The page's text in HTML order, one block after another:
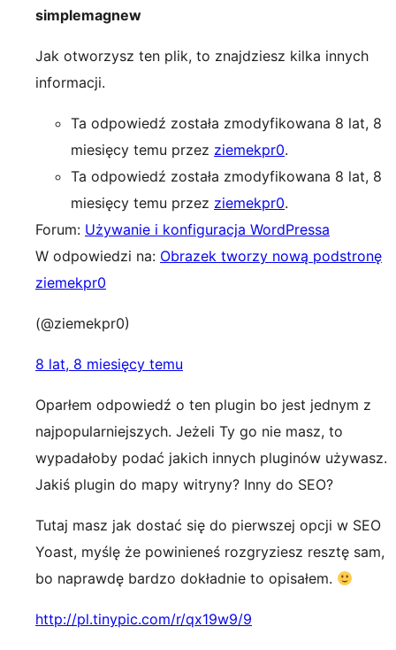
simplemagnew
Jak otworzysz ten plik, to znajdziesz kilka innych
informacji.
Ta odpowiedź została zmodyfikowana 8 lat, 8
miesięcy temu przez ziemekpr0.
Ta odpowiedź została zmodyfikowana 8 lat, 8
miesięcy temu przez ziemekpr0.
Forum: Używanie i konfiguracja WordPressa
W odpowiedzi na: Obrazek tworzy nową podstronę
ziemekpr0
(@ziemekpr0)
8 lat, 8 miesięcy temu
Oparłem odpowiedź o ten plugin bo jest jednym z
najpopularniejszych. Jeżeli Ty go nie masz, to
wypadałoby podać jakich innych pluginów używasz.
Jakiś plugin do mapy witryny? Inny do SEO?
Tutaj masz jak dostać się do pierwszej opcji w SEO
Yoast, myślę że powinieneś rozgryziesz resztę sam,
bo naprawdę bardzo dokładnie to opisałem.
http://pl.tinypic.com/r/qx19w9/9